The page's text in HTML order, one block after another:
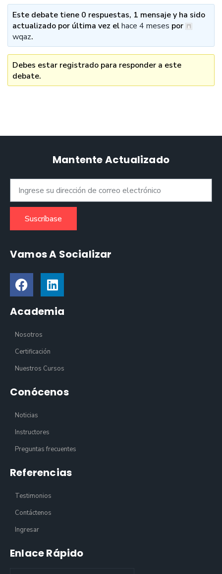
Este debate tiene 0 respuestas, 1 mensaje y ha sido
actualizado por última vez elhace 4 meses por
wqaz.
Debes estar registrado para responder a este
debate.
Mantente Actualizado
Suscríbase
Vamos A Socializar
Academia
Nosotros
Certificación
Nuestros Cursos
Conócenos
Noticias
Instructores
Preguntas frecuentes
Referencias
Testimonios
Contáctenos
Ingresar
Enlace Rápido